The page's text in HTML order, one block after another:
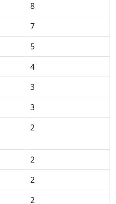
8
7
5
4
3
3
2
2
2
2